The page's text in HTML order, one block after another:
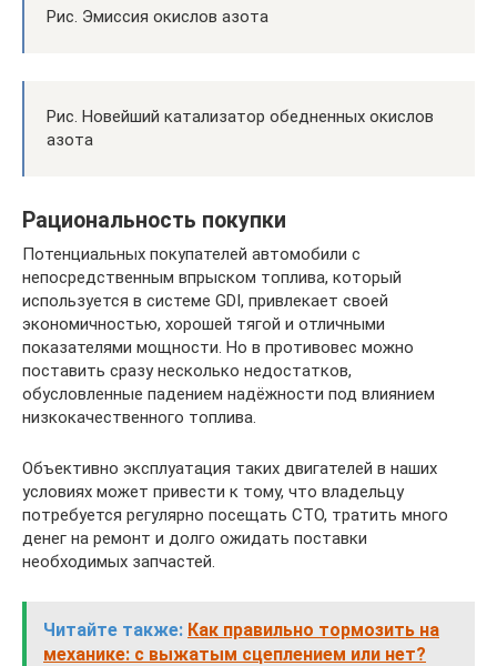
Рис. Эмиссия окислов азота
Рис. Новейший катализатор обедненных окислов
азота
Рациональность покупки
Потенциальных покупателей автомобили с
непосредственным впрыском топлива, который
используется в системе GDI, привлекает своей
экономичностью, хорошей тягой и отличными
показателями мощности. Но в противовес можно
поставить сразу несколько недостатков,
обусловленные падением надёжности под влиянием
низкокачественного топлива.
Объективно эксплуатация таких двигателей в наших
условиях может привести к тому, что владельцу
потребуется регулярно посещать СТО, тратить много
денег на ремонт и долго ожидать поставки
необходимых запчастей.
Читайте также: Как правильно тормозить на
механике: с выжатым сцеплением или нет?